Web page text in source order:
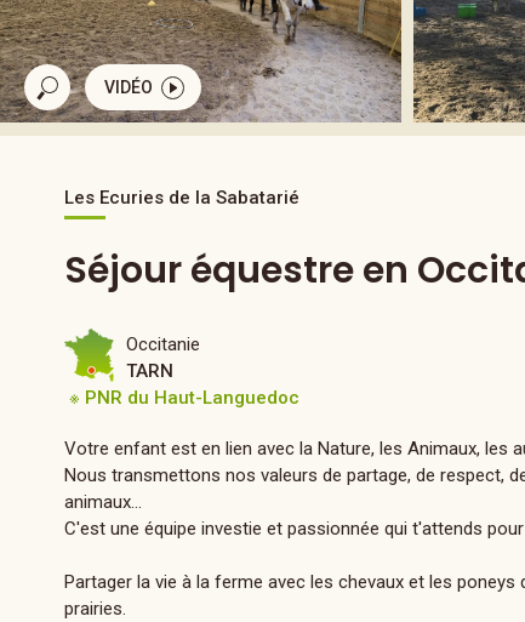
VIDÉO
Les Ecuries de la Sabatarié
Séjour équestre en
Occitanie
TARN
※ PNR du Haut-Languedoc
Votre enfant est en lien avec la Nature, les Animaux, les
Nous transmettons nos valeurs de partage, de respect,
animaux…
C'est une équipe investie et passionnée qui t'attends
Partager la vie à la ferme avec les chevaux et les
prairies.